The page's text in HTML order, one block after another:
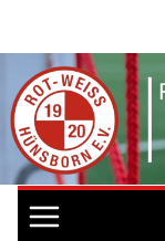
springen